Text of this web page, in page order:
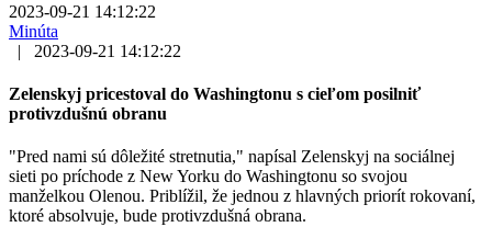
2023-09-21 14:12:22
Minúta
|
2023-09-21 14:12:22
Zelenskyj pricestoval do Washingtonu s cieľom posilniť
protivzdušnú obranu
"Pred nami sú dôležité stretnutia," napísal Zelenskyj na sociálnej
sieti po príchode z New Yorku do Washingtonu so svojou
manželkou Olenou. Priblížil, že jednou z hlavných priorít rokovaní,
ktoré absolvuje, bude protivzdušná obrana.